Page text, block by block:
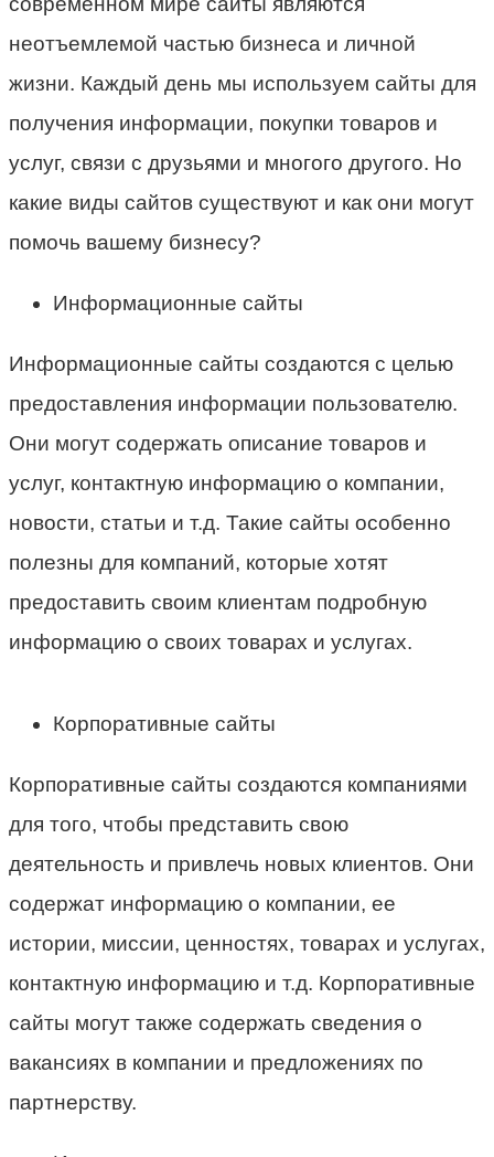
неотъемлемой частью бизнеса и личной
жизни. Каждый день мы используем сайты для
получения информации, покупки товаров и
услуг, связи с друзьями и многого другого. Но
какие виды сайтов существуют и как они могут
помочь вашему бизнесу?
Информационные сайты
Информационные сайты создаются с целью
предоставления информации пользователю.
Они могут содержать описание товаров и
услуг, контактную информацию о компании,
новости, статьи и т.д. Такие сайты особенно
полезны для компаний, которые хотят
предоставить своим клиентам подробную
информацию о своих товарах и услугах.
Корпоративные сайты
Корпоративные сайты создаются компаниями
для того, чтобы представить свою
деятельность и привлечь новых клиентов. Они
содержат информацию о компании, ее
истории, миссии, ценностях, товарах и услугах,
контактную информацию и т.д. Корпоративные
сайты могут также содержать сведения о
вакансиях в компании и предложениях по
партнерству.